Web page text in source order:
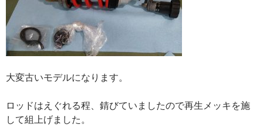
大変古いモデルになります。
ロッドはえぐれる程、錆びていましたので再生メッキを施
して組上げました。